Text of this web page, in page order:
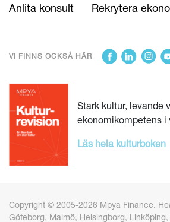
Anlita konsult
Rekrytera
Stark kultur, levande
ekonomikompetens i
Läs hela kulturboken
VI FINNS OCKSÅ HÄR
Copyright © 2005-2026 Mpya Finance.
Göteborg, Malmö, Helsingborg, Linköping,